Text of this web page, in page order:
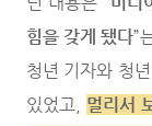
힘을 갖게 됐다”
청년 기자와 청
있었고, 멀리서